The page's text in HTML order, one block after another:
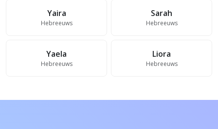
Yaira
Hebreeuws
Sarah
Hebreeuws
Yaela
Hebreeuws
Liora
Hebreeuws